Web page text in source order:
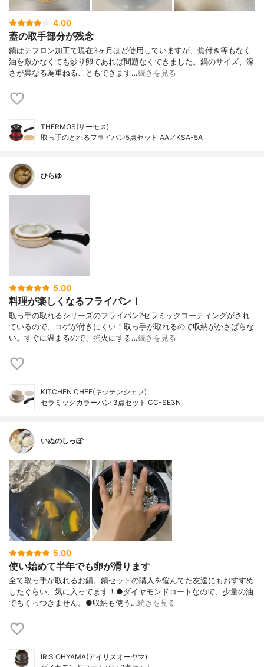
4.00
蓋の取手部分が残念
鍋はテフロン加工で現在3ヶ月ほど使用していますが、焦付き等もなく
油を敷かなくても炒り卵であれば問題なくできました。鍋のサイズ、深
さが異なる為重ねることもできます…続きを見る
THERMOS(サーモス)
取っ手のとれるフライパン5点セット AA／KSA-5A
ひらゆ
5.00
料理が楽しくなるフライパン！
取っ手の取れるシリーズのフライパン?セラミックコーティングがされ
ているので、コゲが付きにくい！取っ手が取れるので収納がかさばらな
い。すぐに温まるので、強火にする…続きを見る
KITCHEN CHEF(キッチンシェフ)
セラミックカラーパン 3点セット CC-SE3N
いぬのしっぽ
5.00
使い始めて半年でも卵が滑ります
全て取っ手が取れるお鍋。鍋セットの購入を悩んでた友達にもおすすめ
したぐらい、気に入ってます！●ダイヤモンドコートなので、少量の油
でもくっつきません。●収納も使う…続きを見る
IRIS OHYAMA(アイリスオーヤマ)